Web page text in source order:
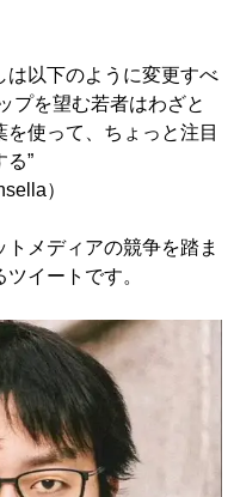
は以下のように変更すべ
プを望む若者はわざと
使って、ちょっと注目
る”
）
メディアの競争を踏ま
イートです。